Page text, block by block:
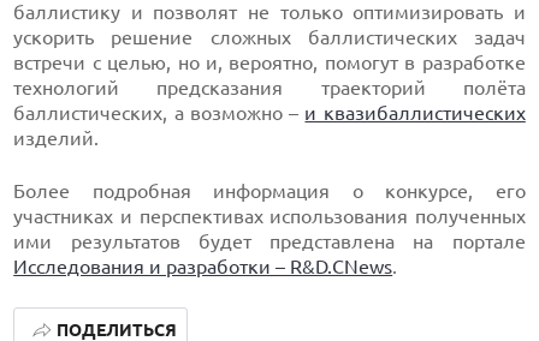
баллистику и позволят не только оптимизировать и
ускорить решение сложных баллистических задач
встречи с целью, но и, вероятно, помогут в разработке
технологий предсказания траекторий полёта
баллистических, а возможно – и квазибаллистических
изделий.
Более подробная информация о конкурсе, его
участниках и перспективах использования полученных
ими результатов будет представлена на портале
Исследования и разработки – R&D.CNews.
ПОДЕЛИТЬСЯ